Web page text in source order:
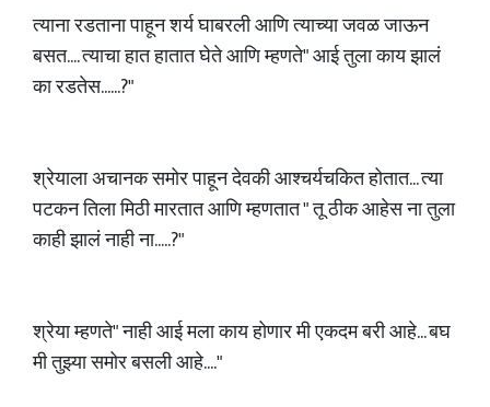
त्याना रडताना पाहून शर्य घाबरली आणि त्याच्या जवळ जाऊन
बसत.... त्याचा हात हातात घेते आणि म्हणते" आई तुला काय झालं
का रडतेस......?"
श्रेयाला अचानक समोर पाहून देवकी आश्चर्यचकित होतात... त्या
पटकन तिला मिठी मारतात आणि म्हणतात " तू ठीक आहेस ना तुला
काही झालं नाही ना.....?"
श्रेया म्हणते" नाही आई मला काय होणार मी एकदम बरी आहे... बघ
मी तुझ्या समोर बसली आहे...."